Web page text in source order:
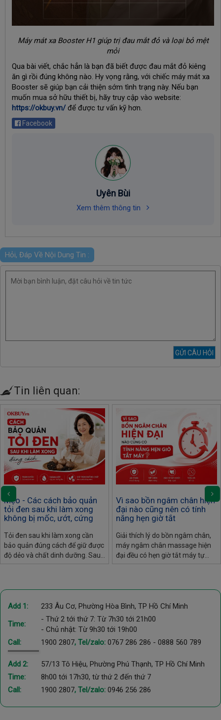
Máy mát xa Booster H1 giúp trị đau mắt đỏ và loại bỏ mệt
mỏi
Qua bài viết, chắc hẳn là bạn đã biết được đau mắt đỏ kiêng
ăn gì rồi đúng không nào. Hy vọng rằng, với chiếc máy mát xa
Booster sẽ giúp bạn cải thiện sớm tình trạng này. Nếu bạn
muốn mua sở hữu thiết bị, hãy truy cập vào website:
https://okbuy.vn/để được tư vấn kỹ hơn.
Facebook
Uyên Bùi
Xem thêm thông tin
Hỏi, Đáp Về Nội Dung Tin :
Tin liên quan:
Mẹo - Các cách bảo quản
tỏi đen sau khi làm xong
không bị mốc, ướt, cứng
Tỏi đen sau khi làm xong cần
bảo quản đúng cách để giữ được
độ dẻo và chất dinh dưỡng. Sau
đây là các bảo quản và cách xử
Vì sao bồn ngâm chân hiện
đại nào cũng nên có tính
năng hẹn giờ tắt
Giải thích lý do bồn ngâm chân,
máy ngâm chân massage hiện
đại đều có hẹn giờ tắt máy tự
động: an toàn điện, bảo vệ sức
Add 1: 233 Âu Cơ, Phường Hòa Bình, TP Hồ Chí Minh
Time:
- Thứ 2 tới thứ 7: Từ 7h30 tới 21h00
- Chủ nhật: Từ 9h30 tới 19h00
Call:
1900 2807, Tel/zalo: 0767 286 286 - 0888 560 789
Add 2:
57/13 Tô Hiệu, Phường Phú Thạnh, TP Hồ Chí Minh
Time:
8h00 tới 17h30, từ thứ 2 đến thứ 7
Call:
1900 2807, Tel/zalo: 0946 256 286